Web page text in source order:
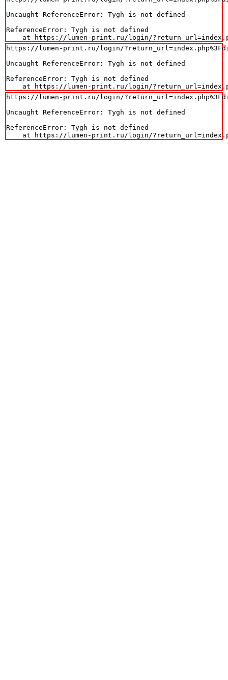
Uncaught ReferenceError: Tygh is not defined
ReferenceError: Tygh is not defined
at https://lumen-print.ru/login/
https://lumen-print.ru/login/
Uncaught ReferenceError: Tygh is not defined
ReferenceError: Tygh is not defined
at https://lumen-print.ru/login/
https://lumen-print.ru/login/
Uncaught ReferenceError: Tygh is not defined
ReferenceError: Tygh is not defined
at https://lumen-print.ru/login/